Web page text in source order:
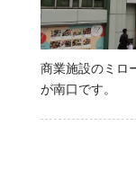
商業施設のミロ
が南口です。